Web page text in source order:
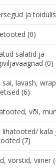
ja
(0)
salatid ja
(0)
sai, lavash,
(6)
või,
lihatooted/ kala
(7)
vorstid, viiner